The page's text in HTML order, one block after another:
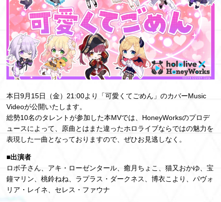
本日9⽉15⽇（金）21:00より「可愛くてごめん」のカバーMusic
Videoが公開いたします。
総勢10名のタレントが参加した本MVでは、HoneyWorksのプロデ
ュースによって、原曲とはまた違ったホロライブならではの魅力を
表現した一曲となっておりますので、ぜひお見逃しなく。
■出演者
ロボ子さん、アキ・ローゼンタール、癒月ちょこ、猫又おかゆ、宝
鐘マリン、桃鈴ねね、ラプラス・ダークネス、博衣こより、パヴォ
リア・レイネ、セレス・ファウナ